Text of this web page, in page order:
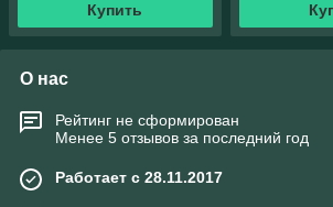
Купить
О нас
Рейтинг не сформирован
Менее 5 отзывов за последний год
Работает с 28.11.2017